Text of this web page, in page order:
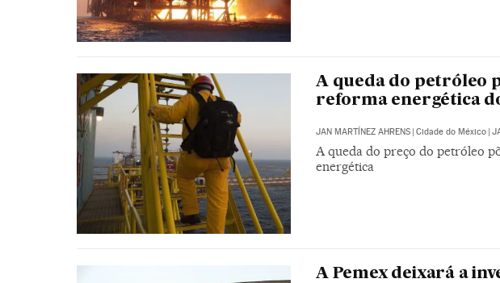
A queda do petróleo
reforma energética
JAN MARTÍNEZ AHRENS Cidade do México
A queda do preço do petróleo
energética
A Pemex deixará a